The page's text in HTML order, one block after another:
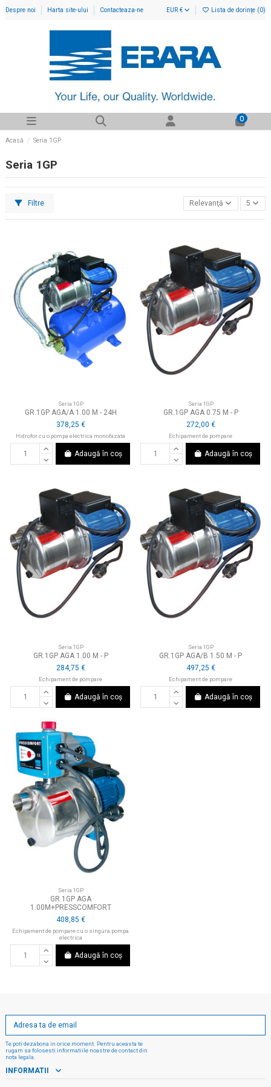
Despre noi Harta site-ului Contacteaza-ne EUR € Lista de dorințe (0)
0
Acasă Seria 1GP
Seria 1GP
Filtre Relevanţă 5
Seria 1GP
GR.1GP AGA/A 1.00 M - 24H
378,25 €
Hidrofor cu o pompa electrica monofazata
Adaugă în coș
Seria 1GP
GR.1GP AGA 0.75 M - P
272,00 €
Echipament de pompare
Adaugă în coș
Seria 1GP
GR.1GP AGA 1.00 M - P
284,75 €
Echipament de pompare
Adaugă în coș
Seria 1GP
GR.1GP AGA/B 1.50 M - P
497,25 €
Echipament de pompare
Adaugă în coș
Seria 1GP
GR.1GP AGA
1.00M+PRESSCOMFORT
408,85 €
Echipament de pompare cu o singura pompa
electrica
Adaugă în coș
Te poti dezabona in orice moment. Pentru aceasta te
rugam sa folosesti informatiile noastre de contact din
nota legala.
INFORMATII